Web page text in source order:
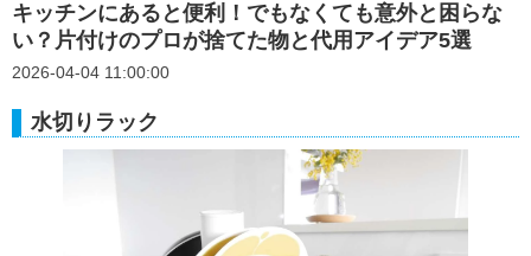
キッチンにあると便利！でもなくても意外と困らな
い？片付けのプロが捨てた物と代用アイデア5選
2026-04-04 11:00:00
水切りラック